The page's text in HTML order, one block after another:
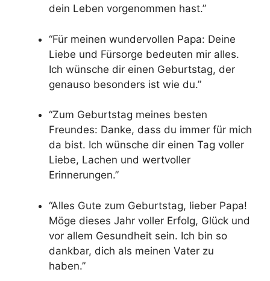
dein Leben vorgenommen hast.”
“Für meinen wundervollen Papa: Deine
Liebe und Fürsorge bedeuten mir alles.
Ich wünsche dir einen Geburtstag, der
genauso besonders ist wie du.”
“Zum Geburtstag meines besten
Freundes: Danke, dass du immer für mich
da bist. Ich wünsche dir einen Tag voller
Liebe, Lachen und wertvoller
Erinnerungen.”
“Alles Gute zum Geburtstag, lieber Papa!
Möge dieses Jahr voller Erfolg, Glück und
vor allem Gesundheit sein. Ich bin so
dankbar, dich als meinen Vater zu
haben.”